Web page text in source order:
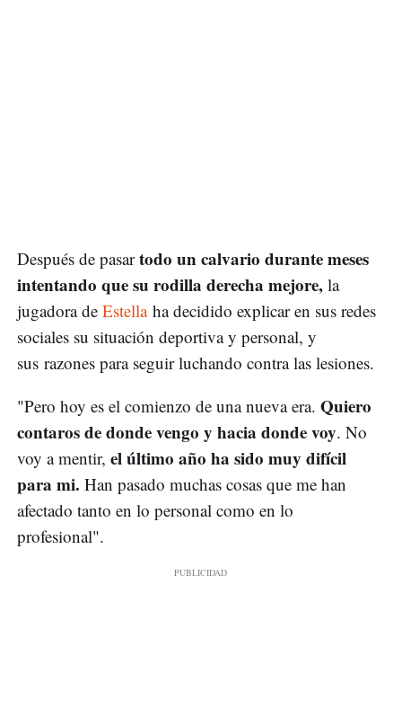
Después de pasartodo un calvario durante meses
intentando que su rodilla derecha mejore, la
jugadora de Estella ha decidido explicar en sus redes
sociales su situación deportiva y personal, y
sus razones para seguir luchando contra las lesiones.
"Pero hoy es el comienzo de una nueva era. Quiero
contaros de donde vengo y hacia donde voy. No
voy a mentir, el último año ha sido muy difícil
para mi. Han pasado muchas cosas que me han
afectado tanto en lo personal como en lo
profesional".